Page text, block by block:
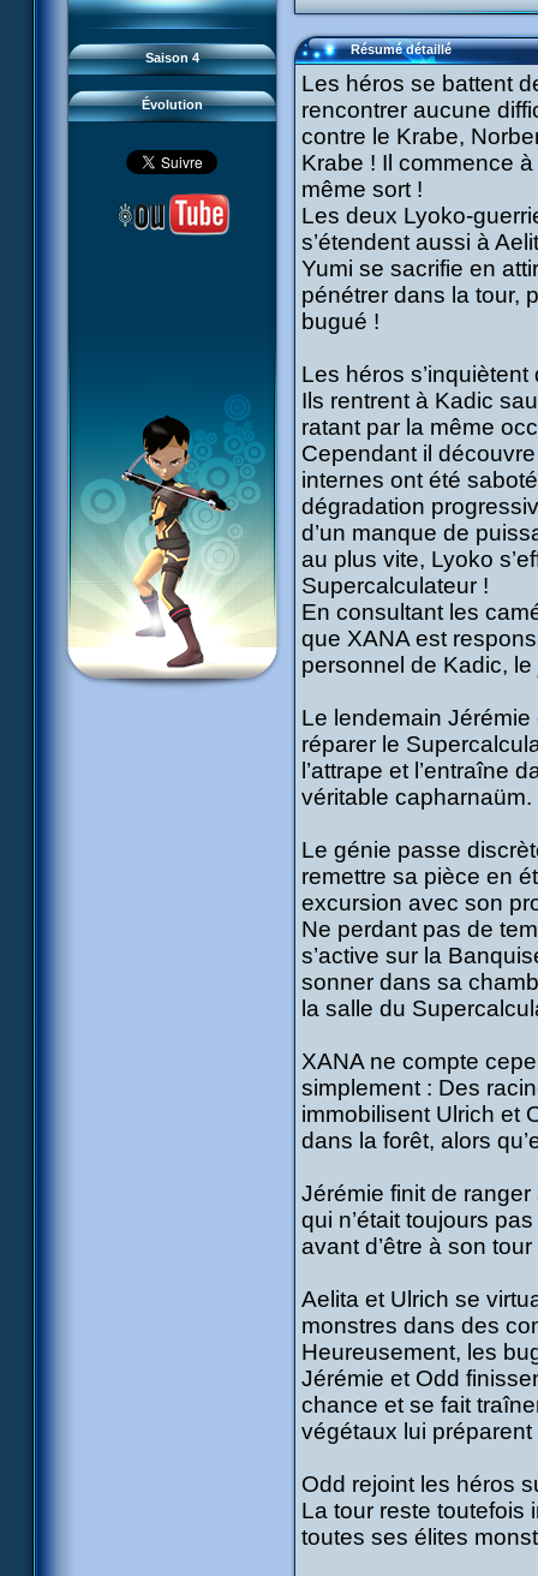
Saison 4
94 Contre-attaque
95 Souvenirs
Évolution
#21 - Faux-semblants
#22 - Mutinerie
#24 - Paradoxe temporel
#25 - Hécatombe
#26 - Ultime mission
Résumé détaillé
Les héros se battent
rencontrer aucune
contre le Krabe,
Krabe ! Il commence
même sort !
Les deux Lyoko-
s’étendent aussi à
Yumi se sacrifie en
pénétrer dans la tour,
bugué !
Les héros
Ils rentrent à Kadic
ratant par la même
Cependant il
internes ont été
dégradation
d’un manque de
au plus vite, Lyoko
Supercalculateur !
En consultant les
que XANA est
personnel de Kadic,
Le lendemain Jérémie
réparer le
l’attrape et l’entraîne
véritable capharnaüm.
Le génie passe
remettre sa pièce en
excursion avec son
Ne perdant pas de
s’active sur la
sonner dans sa
la salle du
XANA ne compte
simplement : Des
immobilisent Ulrich et
dans la forêt, alors
Jérémie finit de
qui n’était toujours
avant d’être à son
Aelita et Ulrich se
monstres dans des
Heureusement, les
Jérémie et Odd
chance et se fait
végétaux lui
Odd rejoint les héros
La tour reste toutefois
toutes ses élites